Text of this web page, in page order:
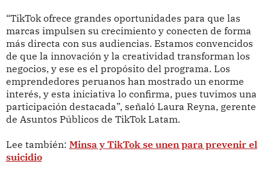
“TikTok ofrece grandes oportunidades para que las
marcas impulsen su crecimiento y conecten de forma
más directa con sus audiencias. Estamos convencidos
de que la innovación y la creatividad transforman los
negocios, y ese es el propósito del programa. Los
emprendedores peruanos han mostrado un enorme
interés, y esta iniciativa lo confirma, pues tuvimos una
participación destacada”, señaló Laura Reyna, gerente
de Asuntos Públicos de TikTok Latam.
Lee también: Minsa y TikTok se unen para prevenir el
suicidio